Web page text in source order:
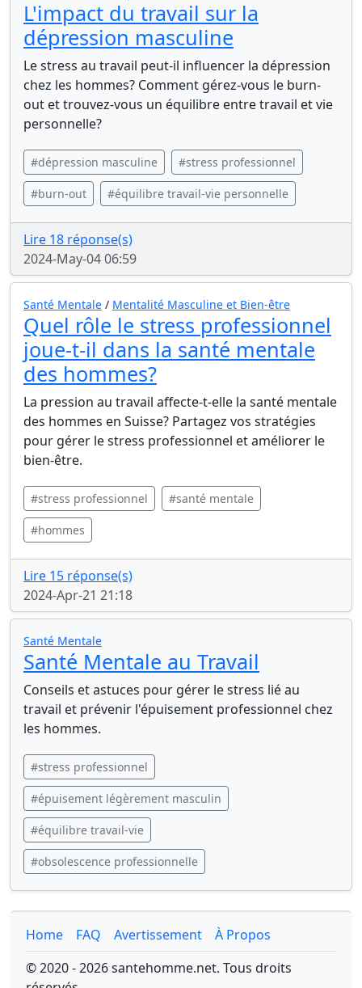
L'impact du travail sur la
dépression masculine
Le stress au travail peut-il influencer la dépression
chez les hommes? Comment gérez-vous le burn-
out et trouvez-vous un équilibre entre travail et vie
personnelle?
#dépression masculine #stress professionnel
#burn-out #équilibre travail-vie personnelle
Lire 18 réponse(s)
2024-May-04 06:59
Santé Mentale / Mentalité Masculine et Bien-être
Quel rôle le stress professionnel
joue-t-il dans la santé mentale
des hommes?
La pression au travail affecte-t-elle la santé mentale
des hommes en Suisse? Partagez vos stratégies
pour gérer le stress professionnel et améliorer le
bien-être.
#stress professionnel #santé mentale
#hommes
Lire 15 réponse(s)
2024-Apr-21 21:18
Santé Mentale
Santé Mentale au Travail
Conseils et astuces pour gérer le stress lié au
travail et prévenir l'épuisement professionnel chez
les hommes.
#stress professionnel
#épuisement légèrement masculin
#équilibre travail-vie
#obsolescence professionnelle
Home FAQ Avertissement
À Propos
© 2020 - 2026 santehomme.net. Tous droits